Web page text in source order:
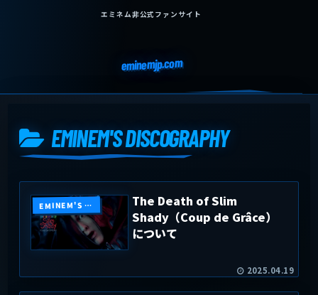
エミネム非公式ファンサイト
eminemjp.com
EMINEM'S DISCOGRAPHY
EMINEM'S DISCOGRAPHY
The Death of Slim
Shady（Coup de Grâce）
について
2025.04.19